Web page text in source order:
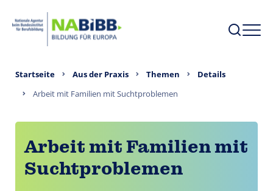
Startseite Aus der Praxis Themen
Details
Arbeit mit Familien mit Suchtproblemen
Arbeit mit Familien mit
Suchtproblemen